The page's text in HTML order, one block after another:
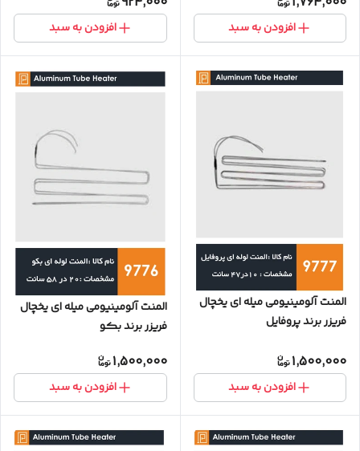
افزودن به سبد افزودن به سبد
المنت آلومینیومی میله ای یخچال
فریزر برند پروفایل
1,500,000
افزودن به سبد
المنت آلومینیومی میله ای یخچال
فریزر برند بکو
1,500,000
افزودن به سبد